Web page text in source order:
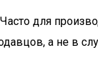
для
а не в